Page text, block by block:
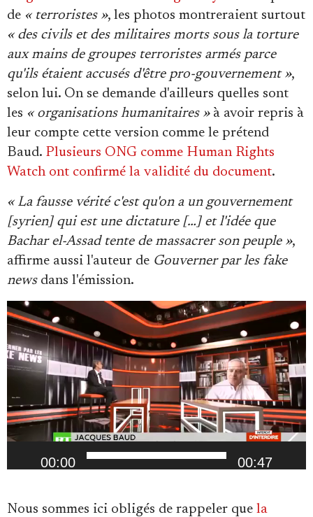
de « terroristes », les photos montreraient surtout
« des civils et des militaires morts sous la torture
aux mains de groupes terroristes armés parce
qu'ils étaient accusés d'être pro-gouvernement »,
selon lui. On se demande d'ailleurs quelles sont
les « organisations humanitaires »à avoir repris à
leur compte cette version comme le prétend
Baud. Plusieurs ONG comme Human Rights
Watch ont confirmé la validité du document.
« La fausse vérité c'est qu'on a un gouvernement
[syrien] qui est une dictature […] et l'idée que
Bachar el-Assad tente de massacrer son peuple »,
affirme aussi l'auteur de Gouverner par les fake
news dans l'émission.
Lecteur
vidéo
00:00 00:47
Nous sommes ici obligés de rappeler que la